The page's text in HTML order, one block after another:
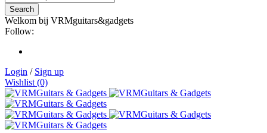
Welkom bij VRMguitars&gadgets
Follow:
Login / Sign up
Wishlist (0)